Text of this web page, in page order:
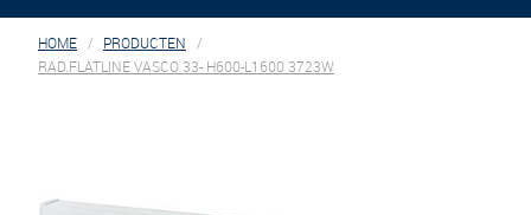
HOME
PRODUCTEN
RAD.FLATLINE VASCO 33- H600-L1600 3723W